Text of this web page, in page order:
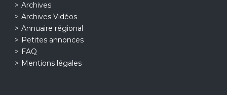
Archives
Archives Vidéos
Annuaire régional
Petites annonces
FAQ
Mentions légales